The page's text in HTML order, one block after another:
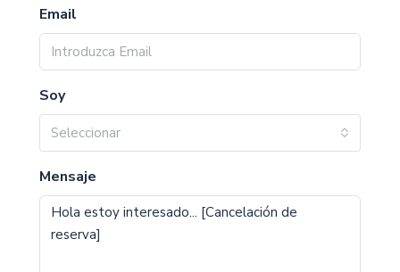
Email
Soy
Seleccionar
Mensaje